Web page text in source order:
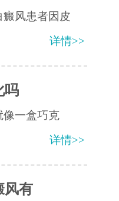
风患者因皮
详情>>
吗
像一盒巧克
详情>>
风有